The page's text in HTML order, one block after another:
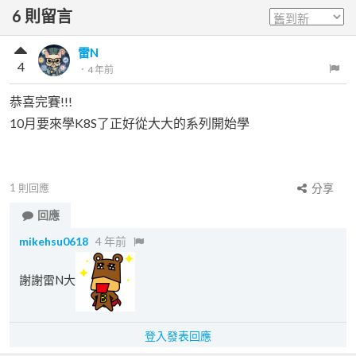
6 則留言
雷N
． 4 年前
4
恭喜完賽!!!
10月要來學K8S了正好從大大的系列開始學
1 則回應
分享
回應
mikehsu0618 4 年前
謝謝雷N大
登入發表回應